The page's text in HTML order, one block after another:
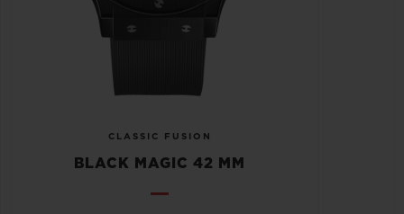
CLASSIC FUSION
BLACK MAGIC 42 MM